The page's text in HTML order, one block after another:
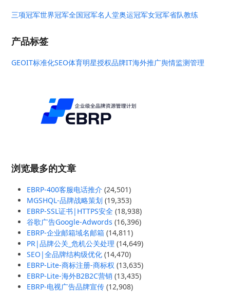
三项冠军世界冠军全国冠军名人堂奥运冠军女冠军省队教练
产品标签
GEOIT标准化SEO体育明星授权品牌IT海外推广舆情监测管理
浏览最多的文章
EBRP-400客服电话推介 (24,501)
MGSHQL-品牌战略策划 (19,353)
EBRP-SSL证书|HTTPS安全 (18,938)
谷歌广告Google-Adwords (16,396)
EBRP-企业邮箱域名邮箱 (14,811)
PR|品牌公关_危机公关处理 (14,649)
SEO|全品牌结构级优化 (14,470)
EBRP-Lite-商标注册-商标权 (13,635)
EBRP-Lite-海外B2B2C营销 (13,435)
EBRP-电视广告品牌宣传 (12,908)